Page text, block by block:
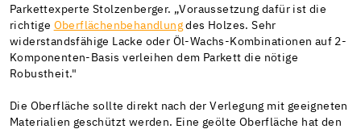
Parkettexperte Stolzenberger. „Voraussetzung dafür ist die
richtige Oberflächenbehandlung des Holzes. Sehr
widerstandsfähige Lacke oder Öl-Wachs-Kombinationen auf 2-
Komponenten-Basis verleihen dem Parkett die nötige
Robustheit."
Die Oberfläche sollte direkt nach der Verlegung mit geeigneten
Materialien geschützt werden. Eine geölte Oberfläche hat den